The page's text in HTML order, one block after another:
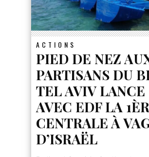
ACTIONS
PIED DE NEZ
PARTISANS DU
TEL AVIV LANCE
AVEC EDF LA
CENTRALE À
D’ISRAËL